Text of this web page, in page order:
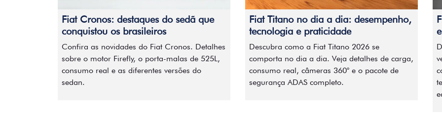
Fiat Cronos: destaques do sedã que
conquistou os brasileiros
Confira as novidades do Fiat Cronos. Detalhes
sobre o motor Firefly, o porta-malas de 525L,
consumo real e as diferentes versões do
sedan.
Fiat Titano no dia a dia: desempenho,
tecnologia e praticidade
Descubra como a Fiat Titano 2026 se
comporta no dia a dia. Veja detalhes de carga,
consumo real, câmeras 360° e o pacote de
segurança ADAS completo.